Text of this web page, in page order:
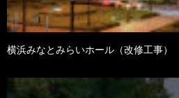
横浜みなとみらいホール（改修工事）